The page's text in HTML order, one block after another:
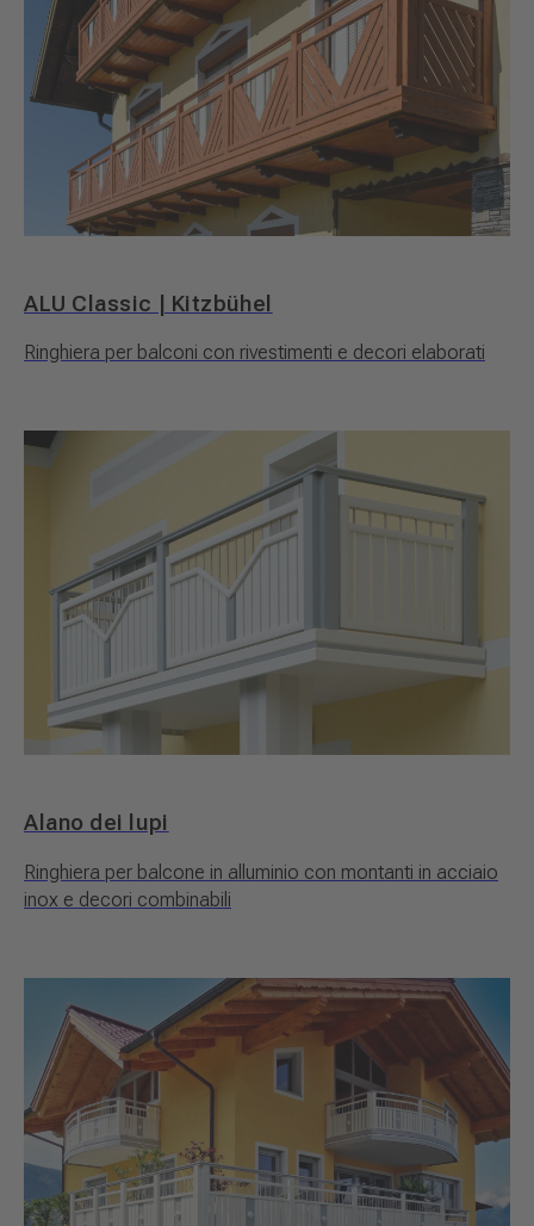
ALU Classic | Kitzbühel
Ringhiera per balconi con rivestimenti e decori elaborati
Alano dei lupi
Ringhiera per balcone in alluminio con montanti in acciaio
inox e decori combinabili